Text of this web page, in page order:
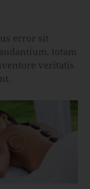
error sit
totam
veritatis